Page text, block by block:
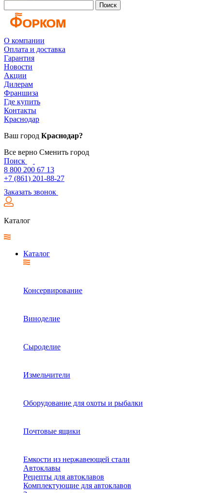
Поиск
О компании
Оплата и доставка
Гарантия
Новости
Акции
Дилерам
Франшиза
Где купить
Контакты
Краснодар
Ваш город Краснодар?
Все верно Сменить город
Поиск
8 800 200 67 13
+7 (861) 201-88-27
Заказать звонок
Каталог
Каталог
Консервирование
Виноделие
Сыроделие
Измельчители
Оборудование для охоты и рыбалки
Почтовые ящики
Емкости из нержавеющей стали
Автоклавы
Рецепты для автоклавов
Комплектующие для автоклавов